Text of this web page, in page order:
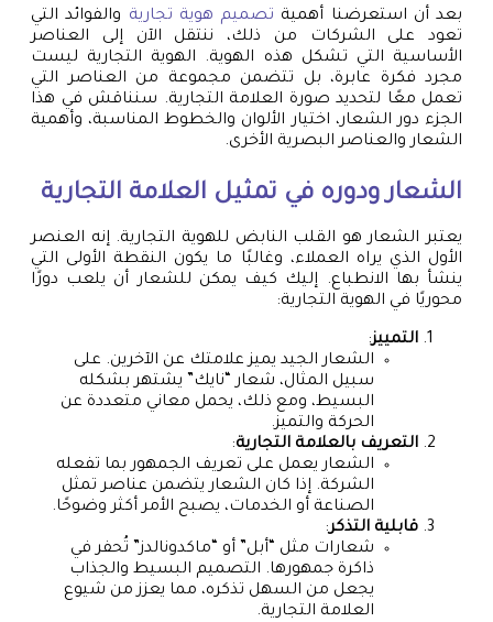
بعد أن استعرضنا أهمية تصميم هوية تجارية والفوائد التي
تعود على الشركات من ذلك، ننتقل الآن إلى العناصر
الأساسية التي تشكل هذه الهوية. الهوية التجارية ليست
مجرد فكرة عابرة، بل تتضمن مجموعة من العناصر التي
تعمل معًا لتحديد صورة العلامة التجارية. سنناقش في هذا
الجزء دور الشعار، اختيار الألوان والخطوط المناسبة، وأهمية
الشعار والعناصر البصرية الأخرى.
الشعار ودوره في تمثيل العلامة التجارية
يعتبر الشعار هو القلب النابض للهوية التجارية. إنه العنصر
الأول الذي يراه العملاء، وغالبًا ما يكون النقطة الأولى التي
ينشأ بها الانطباع. إليك كيف يمكن للشعار أن يلعب دورًا
محوريًا في الهوية التجارية:
التمييز:
الشعار الجيد يميز علامتك عن الآخرين. على
سبيل المثال، شعار “نايك” يشتهر بشكله
البسيط، ومع ذلك، يحمل معاني متعددة عن
الحركة والتميز.
التعريف بالعلامة التجارية:
الشعار يعمل على تعريف الجمهور بما تفعله
الشركة. إذا كان الشعار يتضمن عناصر تمثل
الصناعة أو الخدمات، يصبح الأمر أكثر وضوحًا.
قابلية التذكر:
شعارات مثل “أبل” أو “ماكدونالدز” تُحفر في
ذاكرة جمهورها. التصميم البسيط والجذاب
يجعل من السهل تذكره، مما يعزز من شيوع
العلامة التجارية.